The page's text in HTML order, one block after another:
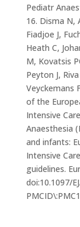
Pediatr
16. Disma N,
Fiadjoe J,
Heath C,
M, Kovatsis
Peyton J,
Veyckemans
of the
Intensive
Anaesthesia
and infants:
Intensive
guidelines.
doi:10.1097/